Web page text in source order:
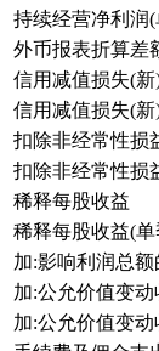
持续经营净利润
外币报表折算差
信用减值损失(新
信用减值损失(
扣除非经常性损
扣除非经常性损
稀释每股收益
稀释每股收益(
加:影响利润总额
加:公允价值变动
加:公允价值变